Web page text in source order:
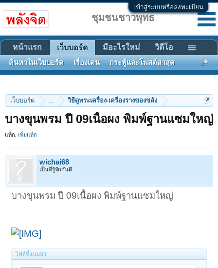
เข้าสู่ระบบหรือลงทะเบียน
เว็บบอร์ด ... วิธีดูพระเครื่อง-เครื่องรางของขลัง
บางขุนพรม ปี 09เนื้อผง พิมพ์ฐานแซมใหญ่
แท็ก: เพิ่มแท็ก
wichai68
เป็นที่รู้จักกันดี
บางขุนพรม ปี 09เนื้อผง พิมพ์ฐานแซมใหญ่
ไฟล์ที่แนบมา:
ชุมชนชาวพุทธ
หน้าแรก เว็บบอร์ด
ค้นหาในเว็บบอร์ด เรื่องเด่น กระทู้และโพสต์ล่าสุด
มีอะไรใหม่ วิดีโอ